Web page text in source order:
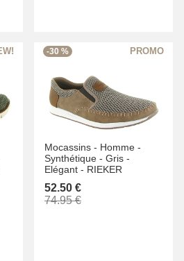
-30 %
Mocassins - Homme -
Synthétique - Gris -
Elégant - RIEKER
52.50 €
74.95 €